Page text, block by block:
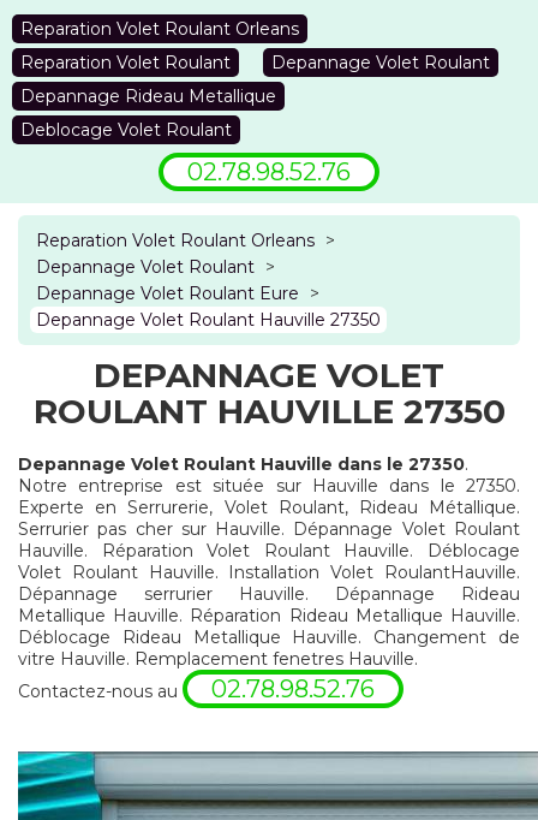
Reparation Volet Roulant Orleans
Reparation Volet Roulant
Depannage Volet Roulant
Depannage Rideau Metallique
Deblocage Volet Roulant
02.78.98.52.76
Reparation Volet Roulant Orleans >
Depannage Volet Roulant >
Depannage Volet Roulant Eure
>
Depannage Volet Roulant Hauville 27350
DEPANNAGE VOLET
ROULANT HAUVILLE 27350
Depannage Volet Roulant Hauville dans le 27350.
Notre entreprise est située sur Hauville dans le 27350.
Experte en Serrurerie, Volet Roulant, Rideau Métallique.
Serrurier pas cher sur Hauville. Dépannage Volet Roulant
Hauville. Réparation Volet Roulant Hauville. Déblocage
Volet Roulant Hauville. Installation Volet RoulantHauville.
Dépannage serrurier Hauville. Dépannage Rideau
Metallique Hauville. Réparation Rideau Metallique Hauville.
Déblocage Rideau Metallique Hauville. Changement de
vitre Hauville. Remplacement fenetres Hauville.
Contactez-nous au
02.78.98.52.76